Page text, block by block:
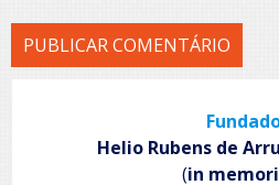
Helio Rubens de
(in